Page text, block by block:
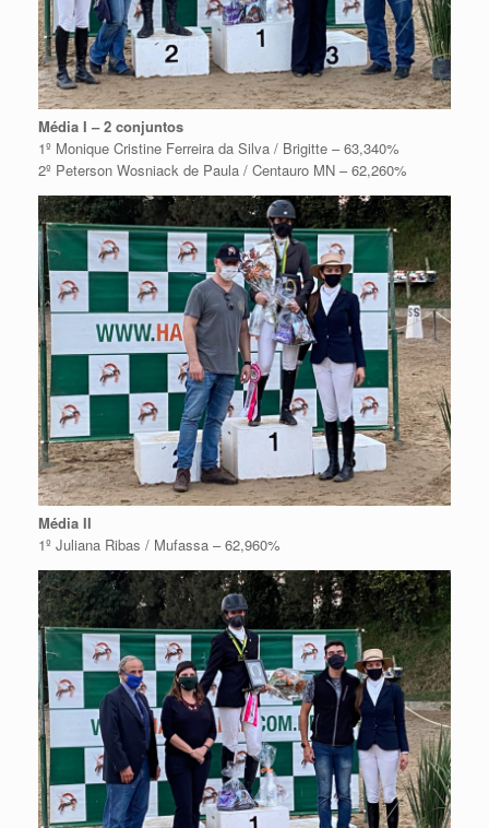
Média I – 2 conjuntos
1º Monique Cristine Ferreira da Silva / Brigitte – 63,340%
2º Peterson Wosniack de Paula / Centauro MN – 62,260%
Média II
1º Juliana Ribas / Mufassa – 62,960%